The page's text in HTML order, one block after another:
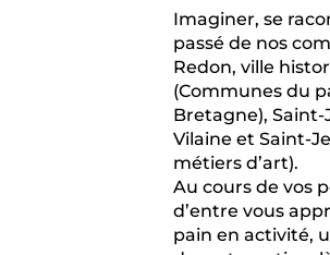
Imaginer, se
passé de nos
Redon, ville
(Communes du
Bretagne), Saint-
Vilaine et Saint-
métiers d’art).
Au cours de vos
d’entre vous
pain en activité,